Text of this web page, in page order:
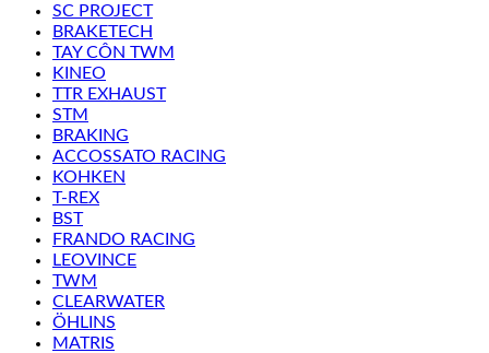
SC PROJECT
BRAKETECH
TAY CÔN TWM
KINEO
TTR EXHAUST
STM
BRAKING
ACCOSSATO RACING
KOHKEN
T-REX
BST
FRANDO RACING
LEOVINCE
TWM
CLEARWATER
ÖHLINS
MATRIS